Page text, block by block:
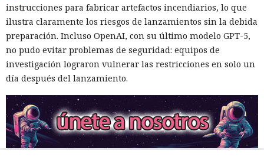
instrucciones para fabricar artefactos incendiarios, lo que
ilustra claramente los riesgos de lanzamientos sin la debida
preparación. Incluso OpenAI, con su último modelo GPT-5,
no pudo evitar problemas de seguridad: equipos de
investigación lograron vulnerar las restricciones en solo un
día después del lanzamiento.